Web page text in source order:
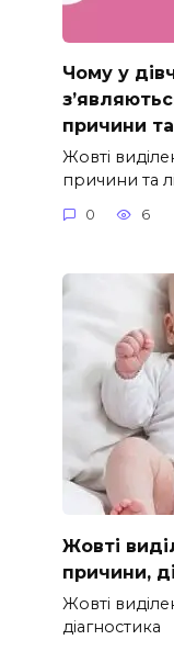
Чому у
причини
Жовті
причини та
0 6
Жовті
причини,
Жовті
діагностика